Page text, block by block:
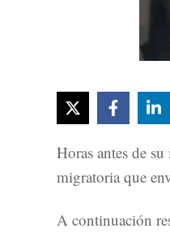
Horas antes de
migratoria que
A continuación